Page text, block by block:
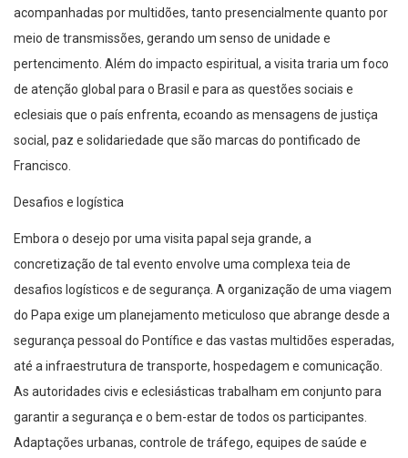
acompanhadas por multidões, tanto presencialmente quanto por
meio de transmissões, gerando um senso de unidade e
pertencimento. Além do impacto espiritual, a visita traria um foco
de atenção global para o Brasil e para as questões sociais e
eclesiais que o país enfrenta, ecoando as mensagens de justiça
social, paz e solidariedade que são marcas do pontificado de
Francisco.
Desafios e logística
Embora o desejo por uma visita papal seja grande, a
concretização de tal evento envolve uma complexa teia de
desafios logísticos e de segurança. A organização de uma viagem
do Papa exige um planejamento meticuloso que abrange desde a
segurança pessoal do Pontífice e das vastas multidões esperadas,
até a infraestrutura de transporte, hospedagem e comunicação.
As autoridades civis e eclesiásticas trabalham em conjunto para
garantir a segurança e o bem-estar de todos os participantes.
Adaptações urbanas, controle de tráfego, equipes de saúde e